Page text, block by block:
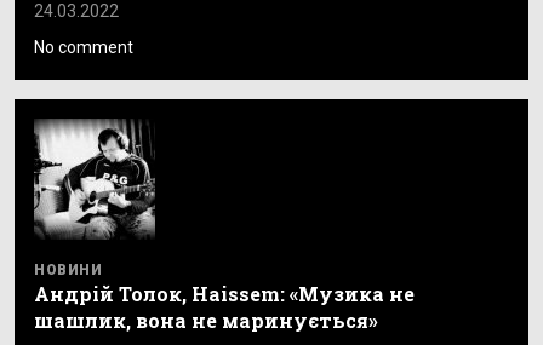
24.03.2022
No comment
НОВИНИ
Андрій Толок, Haissem: «Музика не
шашлик, вона не маринується»